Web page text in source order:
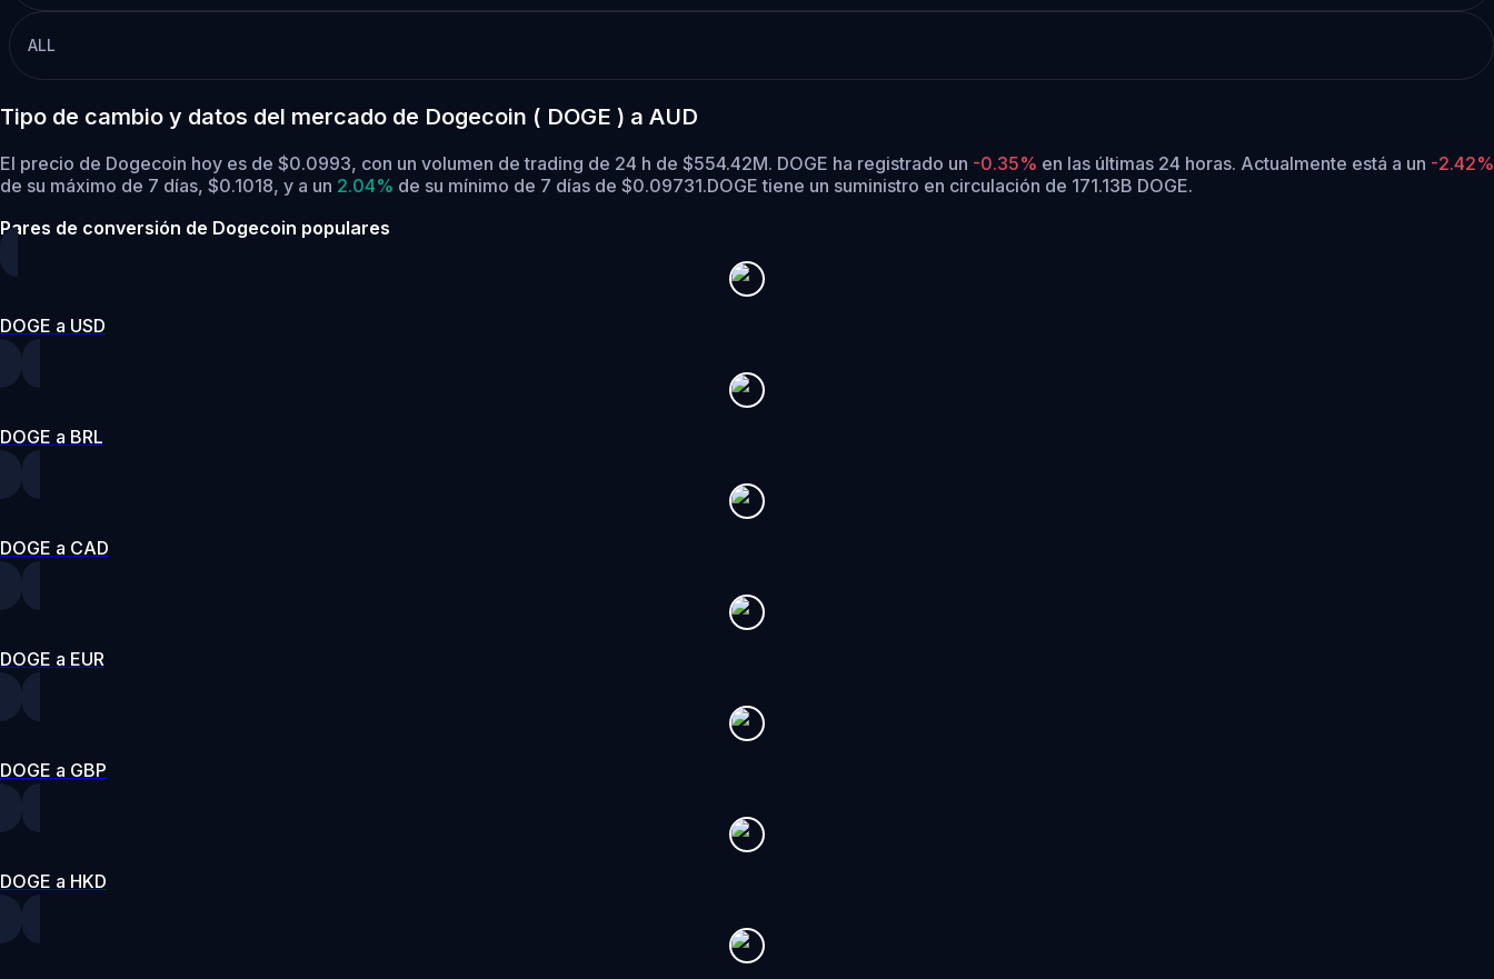
ALL
Tipo de cambio y datos del mercado de Dogecoin ( DOGE ) a AUD
El precio de Dogecoin hoy es de $0.0993, con un volumen de trading de 24 h de $554.42M. DOGE ha registrado un -0.35% en las últimas 24 horas. Actualmente está a un -2.42%
de su máximo de 7 días, $0.1018, y a un 2.04% de su mínimo de 7 días de $0.09731.DOGE tiene un suministro en circulación de 171.13B DOGE.
Pares de conversión de Dogecoin populares
DOGE a USD
DOGE a BRL
DOGE a CAD
DOGE a EUR
DOGE a GBP
DOGE a HKD